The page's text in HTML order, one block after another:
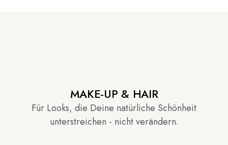
MAKE-UP & HAIR
Für Looks, die Deine natürliche Schönheit
unterstreichen - nicht verändern.